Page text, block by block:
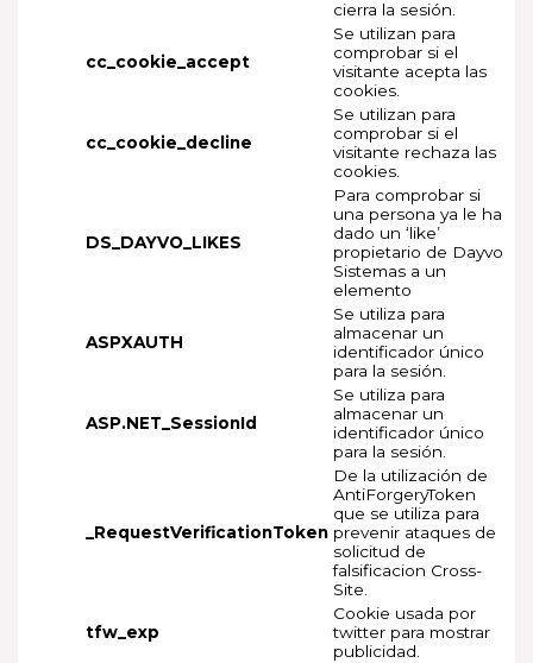
cierra la sesión.
cc_cookie_accept
Se utilizan para
comprobar si el
visitante acepta las
cookies.
cc_cookie_decline
Se utilizan para
comprobar si el
visitante rechaza las
cookies.
DS_DAYVO_LIKES
Para comprobar si
una persona ya le ha
dado un ‘like’
propietario de Dayvo
Sistemas a un
elemento
ASPXAUTH
Se utiliza para
almacenar un
identificador único
para la sesión.
ASP.NET_SessionId
Se utiliza para
almacenar un
identificador único
para la sesión.
_RequestVerificationToken
De la utilización de
AntiForgeryToken
que se utiliza para
prevenir ataques de
solicitud de
falsificacion Cross-
Site.
tfw_exp
Cookie usada por
twitter para mostrar
publicidad.